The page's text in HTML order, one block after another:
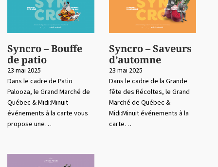
Syncro – Bouffe
de patio
23 mai 2025
Dans le cadre de Patio
Palooza, le Grand Marché de
Québec & Midi:Minuit
événements à la carte vous
propose une…
Syncro – Saveurs
d’automne
23 mai 2025
Dans le cadre de la Grande
fête des Récoltes, le Grand
Marché de Québec &
Midi:Minuit événements à la
carte…